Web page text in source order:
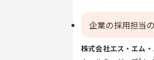
企業の採用担当
株式会社エス・エム